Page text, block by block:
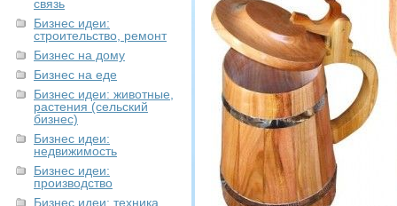
связь
Бизнес идеи:
строительство, ремонт
Бизнес на дому
Бизнес на еде
Бизнес идеи: животные,
растения (сельский
бизнес)
Бизнес идеи:
недвижимость
Бизнес идеи:
производство
Бизнес идеи: техника